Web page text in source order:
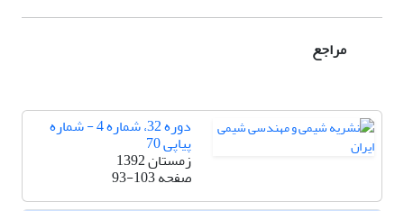
مراجع
دوره 32، شماره 4 - شماره
پیاپی 70
زمستان 1392
صفحه93-103